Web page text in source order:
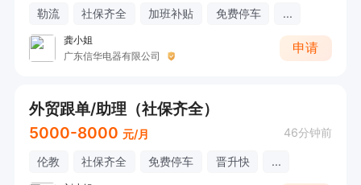
勒流 社保齐全 加班补贴 免费停车 ...
龚小姐
广东信华电器有限公司
申请
外贸跟单/助理（社保齐全）
5000-8000 元/月 46分钟前
伦教 社保齐全 免费停车 晋升快 ...